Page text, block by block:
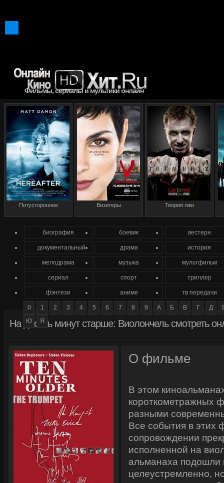
Фильмы, сериалы и мультики онлайн
На десять минут старше: Виолончель смотреть
О фильме
В этом
короткометражных
разными
Все события в этих
сопровождении
исполненной на
альманаха подошли
целеустремленно,
биография боевик вестерн
документальный драма история
мелодрама музыка мультфильм
сериал спорт триллер
фэнтези аниме тв передачи
0 1 2 3 4 5 6 7 8 9 А Б В Г Д
Ю
Я
Потустороннее Визитеры Теория лжи